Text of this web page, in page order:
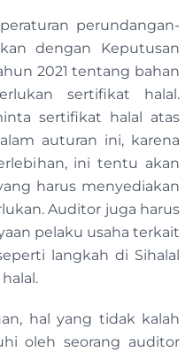
perundangan-
dengan Keputusan
2021 tentang bahan
sertifikat halal.
sertifikat halal atas
auturan ini, karena
ini tentu akan
harus menyediakan
Auditor juga harus
pelaku usaha terkait
langkah di Sihalal
hal yang tidak kalah
oleh seorang auditor